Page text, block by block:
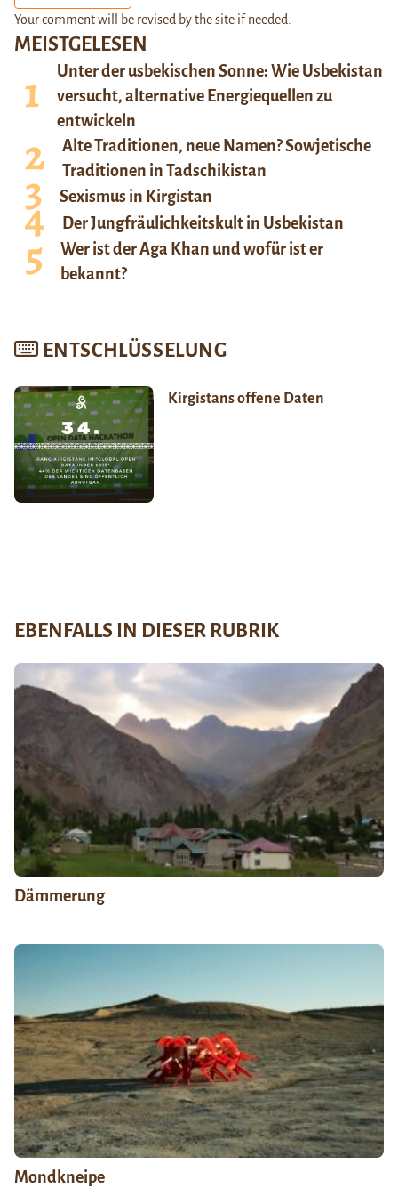
MEISTGELESEN
Unter der usbekischen Sonne: Wie Usbekistan
versucht, alternative Energiequellen zu
entwickeln
Alte Traditionen, neue Namen? Sowjetische
Traditionen in Tadschikistan
Sexismus in Kirgistan
Der Jungfräulichkeitskult in Usbekistan
Wer ist der Aga Khan und wofür ist er
bekannt?
ENTSCHLÜSSELUNG
Kirgistans offene Daten
Your comment will be revised by the site if needed.
EBENFALLS IN DIESER RUBRIK
Dämmerung
Mondkneipe